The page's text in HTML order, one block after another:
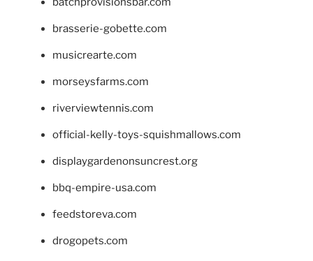
brasserie-gobette.com
musicrearte.com
morseysfarms.com
riverviewtennis.com
official-kelly-toys-squishmallows.com
displaygardenonsuncrest.org
bbq-empire-usa.com
feedstoreva.com
drogopets.com